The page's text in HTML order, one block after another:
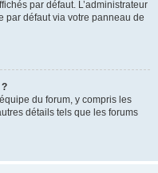
par défaut. L’administrateur
par défaut via votre panneau de
?
du forum, y compris les
détails tels que les forums